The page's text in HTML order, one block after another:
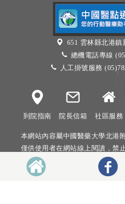
651 雲林縣北港鎮
總機電話專線
人工掛號服務
到院指南 院長信箱 社區服務
本網站內容屬中國醫藥大學北港
僅供使用者在網站線上閱讀，禁
或重製部分或全
本網站建議以Internet Explorer